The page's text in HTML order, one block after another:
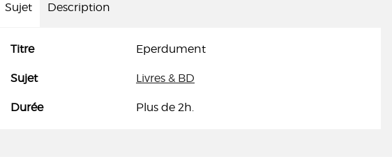
Sujet Description
Titre Eperdument
Sujet Livres & BD
Durée Plus de 2h.